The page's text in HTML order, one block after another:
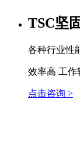
TSC坚
各种行业性
效率高 工作
点击咨询 >